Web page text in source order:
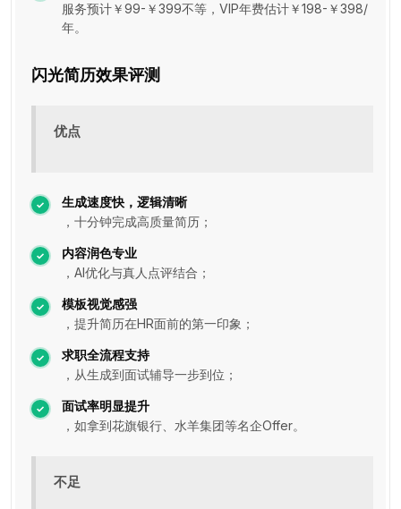
服务预计￥99-￥399不等，VIP年费估计￥198-￥398/
年。
闪光简历效果评测
优点
生成速度快，逻辑清晰
，十分钟完成高质量简历；
内容润色专业
，AI优化与真人点评结合；
模板视觉感强
，提升简历在HR面前的第一印象；
求职全流程支持
，从生成到面试辅导一步到位；
面试率明显提升
，如拿到花旗银行、水羊集团等名企Offer。
不足